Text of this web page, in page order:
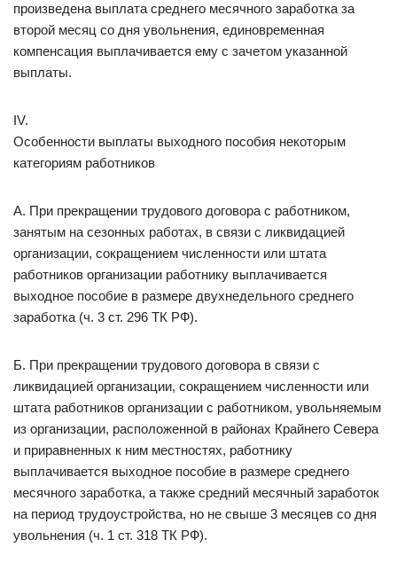
произведена выплата среднего месячного заработка за
второй месяц со дня увольнения, единовременная
компенсация выплачивается ему с зачетом указанной
выплаты.
IV.
Особенности выплаты выходного пособия некоторым
категориям работников
А. При прекращении трудового договора с работником,
занятым на сезонных работах, в связи с ликвидацией
организации, сокращением численности или штата
работников организации работнику выплачивается
выходное пособие в размере двухнедельного среднего
заработка (ч. 3 ст. 296 ТК РФ).
Б. При прекращении трудового договора в связи с
ликвидацией организации, сокращением численности или
штата работников организации с работником, увольняемым
из организации, расположенной в районах Крайнего Севера
и приравненных к ним местностях, работнику
выплачивается выходное пособие в размере среднего
месячного заработка, а также средний месячный заработок
на период трудоустройства, но не свыше 3 месяцев со дня
увольнения (ч. 1 ст. 318 ТК РФ).